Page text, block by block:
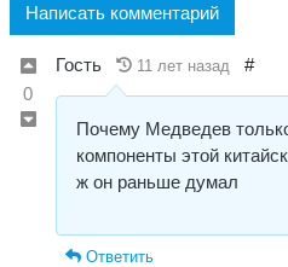
Написать комментарий
0
Гость 11 лет назад #
Почему Медведев
компоненты этой
ж он раньше думал
Ответить